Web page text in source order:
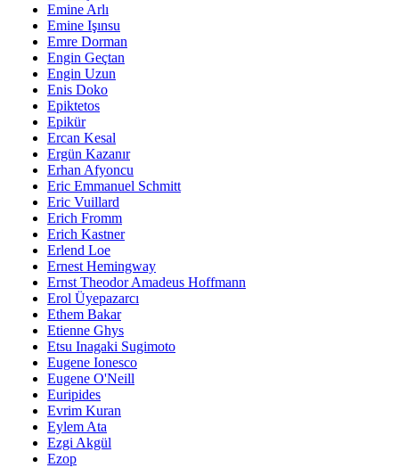
Emine Arlı
Emine Işınsu
Emre Dorman
Engin Geçtan
Engin Uzun
Enis Doko
Epiktetos
Epikür
Ercan Kesal
Ergün Kazanır
Erhan Afyoncu
Eric Emmanuel Schmitt
Eric Vuillard
Erich Fromm
Erich Kastner
Erlend Loe
Ernest Hemingway
Ernst Theodor Amadeus Hoffmann
Erol Üyepazarcı
Ethem Bakar
Etienne Ghys
Etsu Inagaki Sugimoto
Eugene Ionesco
Eugene O'Neill
Euripides
Evrim Kuran
Eylem Ata
Ezgi Akgül
Ezop